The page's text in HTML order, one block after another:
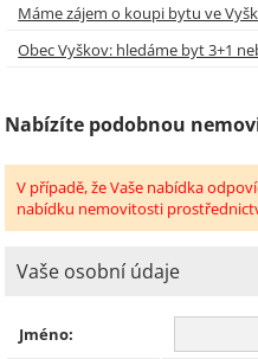
Máme zájem o koupi bytu ve
Obec Vyškov: hledáme byt 3+1
Nabízíte podobnou
V případě, že Vaše nabídka
nabídku nemovitosti
Vaše osobní údaje
Jméno: